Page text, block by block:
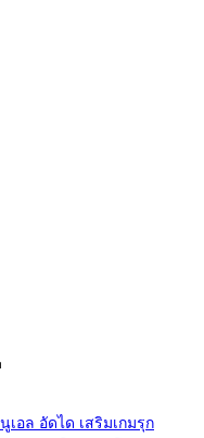
เอล อัดได เสริมเกมรุก